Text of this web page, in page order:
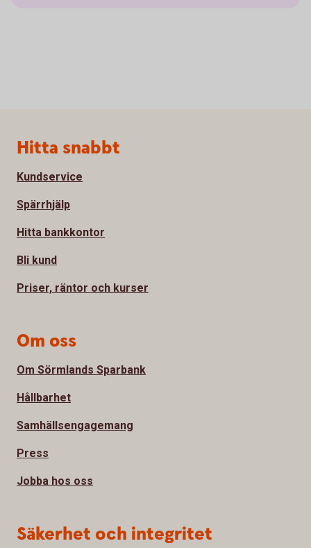
Sidfot
Hitta snabbt
Kundservice
Spärrhjälp
Hitta bankkontor
Bli kund
Priser, räntor och kurser
Om oss
Om Sörmlands Sparbank
Hållbarhet
Samhällsengagemang
Press
Jobba hos oss
Säkerhet och integritet